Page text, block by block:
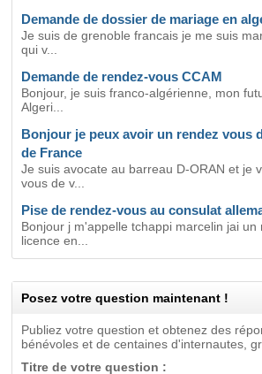
Demande de dossier de mariage en
Je suis de grenoble francais je me suis
qui v...
Demande de rendez-vous CCAM
Bonjour, je suis franco-algérienne, mon
Algeri...
Bonjour je peux avoir un rendez vous
de France
Je suis avocate au barreau D-ORAN et je
vous de v...
Pise de rendez-vous au consulat
Bonjour j m'appelle tchappi marcelin jai un
licence en...
Posez votre question maintenant !
Publiez votre question et obtenez des
bénévoles et de centaines d'internautes,
Titre de votre question :